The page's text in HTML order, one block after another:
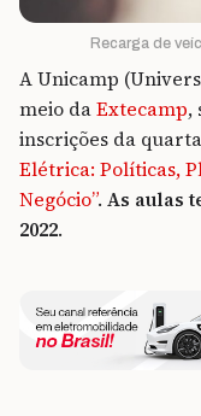
Recarga de
A Unicamp
meio daExtecamp,
inscrições da
Elétrica: Políticas,
Negócio”. As aulas
2022.